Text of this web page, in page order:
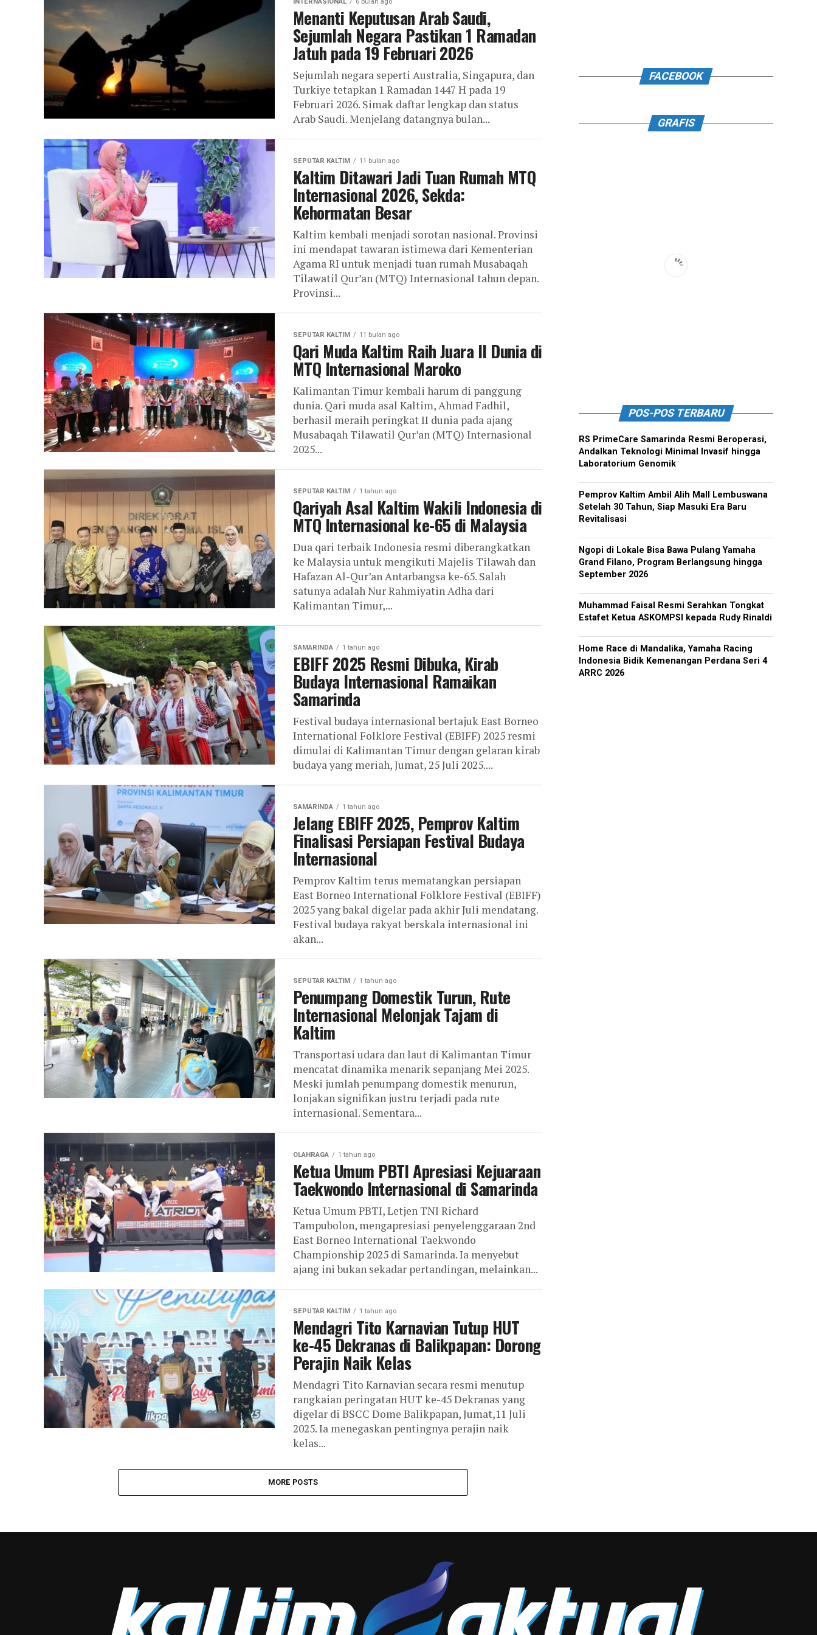
Menanti Keputusan Arab Saudi,
Sejumlah Negara Pastikan 1 Ramadan
Jatuh pada 19 Februari 2026
Sejumlah negara seperti Australia, Singapura, dan
Turkiye tetapkan 1 Ramadan 1447 H pada 19
Februari 2026. Simak daftar lengkap dan status
Arab Saudi. Menjelang datangnya bulan...
SEPUTAR KALTIM 11 bulan ago
Kaltim Ditawari Jadi Tuan Rumah MTQ
Internasional 2026, Sekda:
Kehormatan Besar
Kaltim kembali menjadi sorotan nasional. Provinsi
ini mendapat tawaran istimewa dari Kementerian
Agama RI untuk menjadi tuan rumah Musabaqah
Tilawatil Qur’an (MTQ) Internasional tahun depan.
Provinsi...
SEPUTAR KALTIM 11 bulan ago
Qari Muda Kaltim Raih Juara II Dunia di
MTQ Internasional Maroko
Kalimantan Timur kembali harum di panggung
dunia. Qari muda asal Kaltim, Ahmad Fadhil,
berhasil meraih peringkat II dunia pada ajang
Musabaqah Tilawatil Qur’an (MTQ) Internasional
2025...
SEPUTAR KALTIM 1 tahun ago
Qariyah Asal Kaltim Wakili Indonesia di
MTQ Internasional ke-65 di Malaysia
Dua qari terbaik Indonesia resmi diberangkatkan
ke Malaysia untuk mengikuti Majelis Tilawah dan
Hafazan Al-Qur’an Antarbangsa ke-65. Salah
satunya adalah Nur Rahmiyatin Adha dari
Kalimantan Timur,...
SAMARINDA 1 tahun ago
EBIFF 2025 Resmi Dibuka, Kirab
Budaya Internasional Ramaikan
Samarinda
Festival budaya internasional bertajuk East Borneo
International Folklore Festival (EBIFF) 2025 resmi
dimulai di Kalimantan Timur dengan gelaran kirab
budaya yang meriah, Jumat, 25 Juli 2025....
SAMARINDA 1 tahun ago
Jelang EBIFF 2025, Pemprov Kaltim
Finalisasi Persiapan Festival Budaya
Internasional
Pemprov Kaltim terus mematangkan persiapan
East Borneo International Folklore Festival (EBIFF)
2025 yang bakal digelar pada akhir Juli mendatang.
Festival budaya rakyat berskala internasional ini
akan...
SEPUTAR KALTIM 1 tahun ago
Penumpang Domestik Turun, Rute
Internasional Melonjak Tajam di
Kaltim
Transportasi udara dan laut di Kalimantan Timur
mencatat dinamika menarik sepanjang Mei 2025.
Meski jumlah penumpang domestik menurun,
lonjakan signifikan justru terjadi pada rute
internasional. Sementara...
OLAHRAGA 1 tahun ago
Ketua Umum PBTI Apresiasi Kejuaraan
Taekwondo Internasional di Samarinda
Ketua Umum PBTI, Letjen TNI Richard
Tampubolon, mengapresiasi penyelenggaraan 2nd
East Borneo International Taekwondo
Championship 2025 di Samarinda. Ia menyebut
ajang ini bukan sekadar pertandingan, melainkan...
SEPUTAR KALTIM 1 tahun ago
Mendagri Tito Karnavian Tutup HUT
ke-45 Dekranas di Balikpapan: Dorong
Perajin Naik Kelas
Mendagri Tito Karnavian secara resmi menutup
rangkaian peringatan HUT ke-45 Dekranas yang
digelar di BSCC Dome Balikpapan, Jumat,11 Juli
2025. Ia menegaskan pentingnya perajin naik
kelas...
MORE POSTS
FACEBOOK
GRAFIS
POS-POS TERBARU
RS PrimeCare Samarinda Resmi Beroperasi,
Andalkan Teknologi Minimal Invasif hingga
Laboratorium Genomik
Pemprov Kaltim Ambil Alih Mall Lembuswana
Setelah 30 Tahun, Siap Masuki Era Baru
Revitalisasi
Ngopi di Lokale Bisa Bawa Pulang Yamaha
Grand Filano, Program Berlangsung hingga
September 2026
Muhammad Faisal Resmi Serahkan Tongkat
Estafet Ketua ASKOMPSI kepada Rudy Rinaldi
Home Race di Mandalika, Yamaha Racing
Indonesia Bidik Kemenangan Perdana Seri 4
ARRC 2026